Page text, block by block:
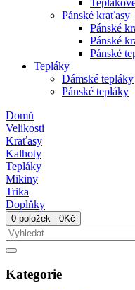
Pánské kraťasy
Pánské
Pánské
Pánské
Tepláky
Dámské tepláky
Pánské tepláky
Domů
Velikosti
Kraťasy
Kalhoty
Tepláky
Mikiny
Trika
Doplňky
0 položek - 0Kč
Kategorie